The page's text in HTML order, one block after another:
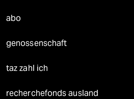
abo
genossenschaft
taz zahl ich
recherchefonds ausland